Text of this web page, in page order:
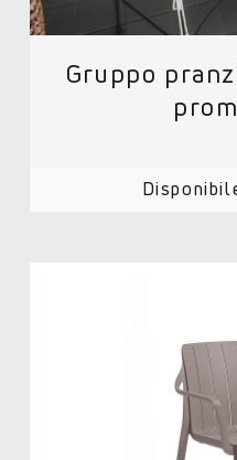
Gruppo